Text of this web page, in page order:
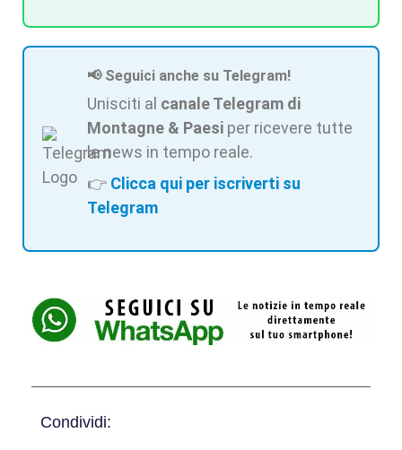
📢 Seguici anche su Telegram!
Unisciti al canale Telegram di
Montagne & Paesi per ricevere tutte
le news in tempo reale.
👉 Clicca qui per iscriverti su
Telegram
Condividi: